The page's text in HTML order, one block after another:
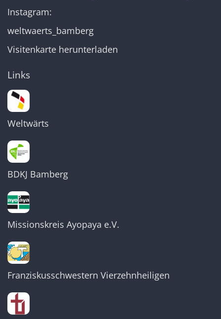
Instagram:
weltwaerts_bamberg
Visitenkarte herunterladen
Links
Weltwärts
BDKJ Bamberg
Missionskreis Ayopaya e.V.
Franziskusschwestern Vierzehnheiligen